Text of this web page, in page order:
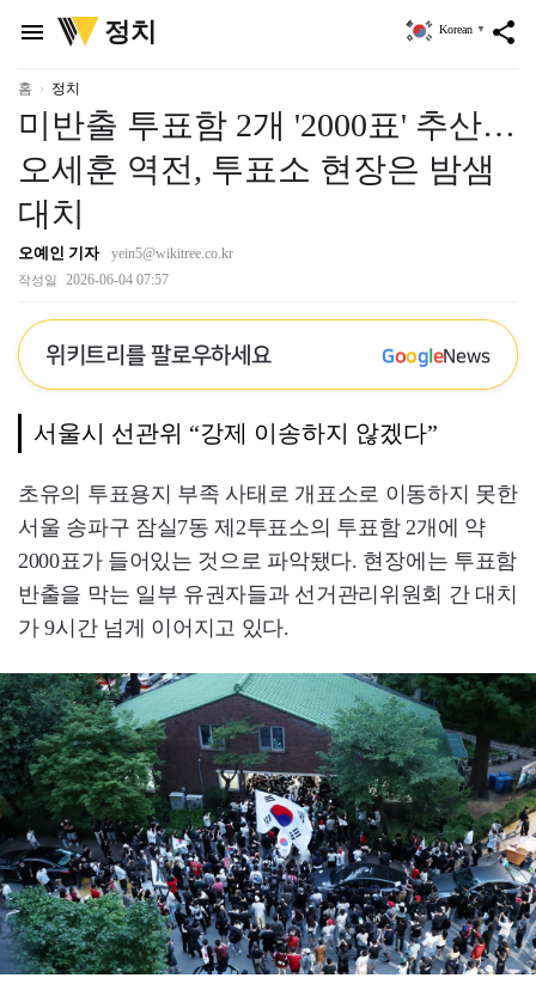
menu
위
키
정치 share
Korean ▼
홈 정치
미반출 투표함 2개 '2000표' 추산…
오세훈 역전, 투표소 현장은 밤샘
대치
오예인 기자 yein5@wikitree.co.kr
작성일 2026-06-04 07:57
위키트리를 팔로우하세요 GoogleNews
서울시 선관위 “강제 이송하지 않겠다”
초유의 투표용지 부족 사태로 개표소로 이동하지 못한
서울 송파구 잠실7동 제2투표소의 투표함 2개에 약
2000표가 들어있는 것으로 파악됐다. 현장에는 투표함
반출을 막는 일부 유권자들과 선거관리위원회 간 대치
가 9시간 넘게 이어지고 있다.